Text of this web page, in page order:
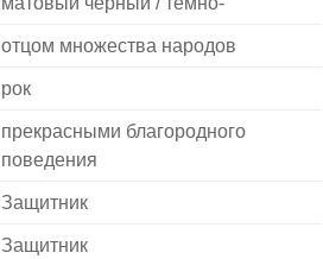
отцом множества народов
рок
прекрасными благородного
поведения
Защитник
Защитник